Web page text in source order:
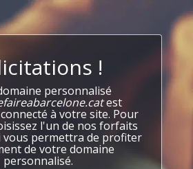
!
personnalisé
est
à votre site. Pour
l'un de nos forfaits
vous permettra de profiter
de votre domaine
personnalisé.